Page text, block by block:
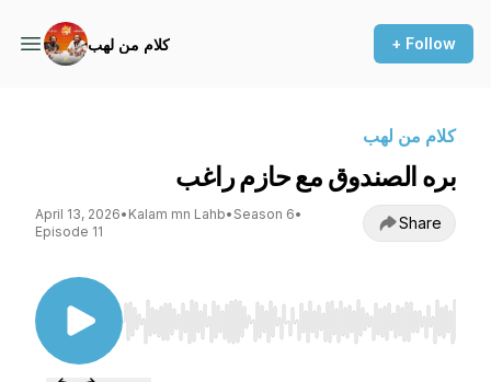
كلام من لهب + Follow
كلام من لهب
بره الصندوق مع حازم راغب
April 13, 2026• Kalam mn Lahb• Season 6•
Episode 11
Share
Use Left/Right to seek, Home/End to jump to